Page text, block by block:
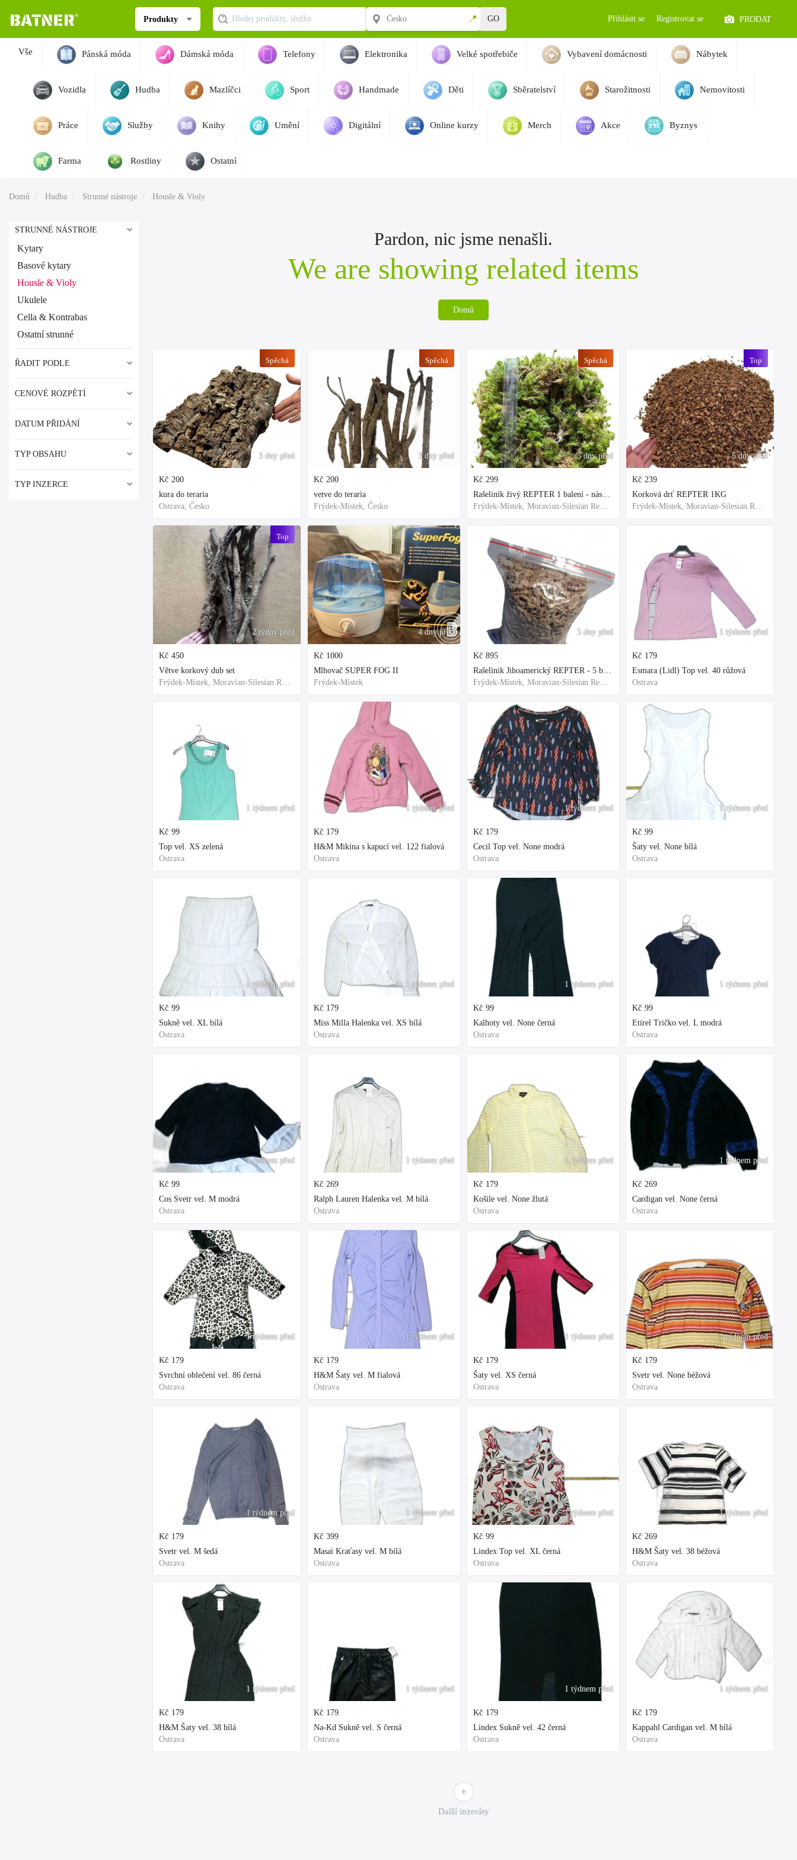
Produkty 📍 GO Přihlásit se Registrovat se PRODAT
Vše Pánská móda Dámská móda Telefony Elektronika Velké spotřebiče Vybavení domácnosti Nábytek
Vozidla Hudba Mazlíčci Sport Handmade Děti Sběratelství Starožitnosti Nemovitosti
Práce Služby Knihy Umění Digitální Online kurzy Merch Akce Byznys
Farma Rostliny Ostatní
Domů Hudba Strunné nástroje Housle & Violy
STRUNNÉ NÁSTROJE
Kytary
Basové kytary
Housle & Violy
Ukulele
Cella & Kontrabas
Ostatní strunné
ŘADIT PODLE
CENOVÉ ROZPĚTÍ
DATUM PŘIDÁNÍ
TYP OBSAHU
TYP INZERCE
Pardon, nic jsme nenašli.
We are showing related items
Domů
3 dny před
Spěchá
Kč 200
kura do teraria
Ostrava, Česko
2 týdny před
Top
Kč 450
Větve korkový dub set
Frýdek-Místek, Moravian-Silesian Region,Others
1 týdnem před
Kč 99
Top vel. XS zelená
Ostrava
1 týdnem před
Kč 99
Sukně vel. XL bílá
Ostrava
1 týdnem před
Kč 99
Cos Svetr vel. M modrá
Ostrava
1 týdnem před
Kč 179
Svrchní oblečení vel. 86 černá
Ostrava
1 týdnem před
Kč 179
Svetr vel. M šedá
Ostrava
1 týdnem před
Kč 179
H&M Šaty vel. 38 bílá
Ostrava
3 dny před
Spěchá
Kč 200
vetve do teraria
Frýdek-Místek, Česko
4 dny před
Kč 1000
Mlhovač SUPER FOG II
Frýdek-Místek
1 týdnem před
Kč 179
H&M Mikina s kapucí vel. 122 fialová
Ostrava
1 týdnem před
Kč 179
Miss Milla Halenka vel. XS bílá
Ostrava
1 týdnem před
Kč 269
Ralph Lauren Halenka vel. M bílá
Ostrava
1 týdnem před
Kč 179
H&M Šaty vel. M fialová
Ostrava
1 týdnem před
Kč 399
Masai Kraťasy vel. M bílá
Ostrava
1 týdnem před
Kč 179
Na-Kd Sukně vel. S černá
Ostrava
5 dny před
Spěchá
Kč 299
Rašeliník živý REPTER 1 balení - násada, TOP kvalita 30cm-30cm-8cm
Frýdek-Místek, Moravian-Silesian Region,Others
5 dny před
Kč 895
Rašelinik Jihoamerický REPTER - 5 balení - 500g -
Frýdek-Místek, Moravian-Silesian Region,Others
1 týdnem před
Kč 179
Cecil Top vel. None modrá
Ostrava
1 týdnem před
Kč 99
Kalhoty vel. None černá
Ostrava
1 týdnem před
Kč 179
Košile vel. None žlutá
Ostrava
1 týdnem před
Kč 179
Šaty vel. XS černá
Ostrava
1 týdnem před
Kč 99
Lindex Top vel. XL černá
Ostrava
1 týdnem před
Kč 179
Lindex Sukně vel. 42 černá
Ostrava
5 dny před
Top
Kč 239
Korková drť REPTER 1KG
Frýdek-Místek, Moravian-Silesian Region,Others
1 týdnem před
Kč 179
Esmara (Lidl) Top vel. 40 růžová
Ostrava
1 týdnem před
Kč 99
Šaty vel. None bílá
Ostrava
1 týdnem před
Kč 99
Etirel Tričko vel. L modrá
Ostrava
1 týdnem před
Kč 269
Cardigan vel. None černá
Ostrava
1 týdnem před
Kč 179
Svetr vel. None béžová
Ostrava
1 týdnem před
Kč 269
H&M Šaty vel. 38 béžová
Ostrava
1 týdnem před
Kč 179
Kappahl Cardigan vel. M bílá
Ostrava
Další inzeráty